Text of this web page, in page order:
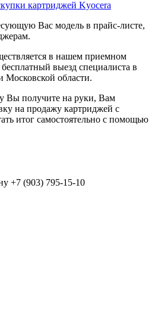
картриджей Kyocera
Вас модель в прайс-листе,
в нашем приемном
выезд специалиста в
Московской области.
Вы получите на руки, Вам
на продажу картриджей с
итог самостоятельно с помощью
+7 (903) 795-15-10